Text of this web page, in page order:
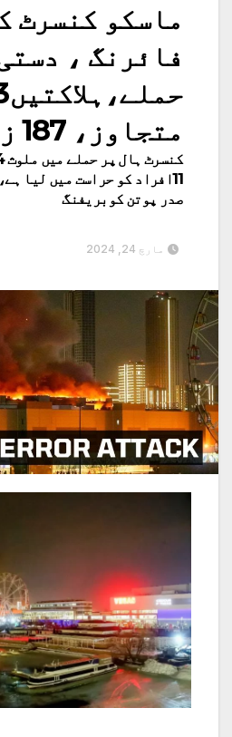
ماسکو کنسرٹ
فائرنگ ،
متجاوز، 187 زخمی
11افراد کو حراست میں لیا
صدر پوتن کوبریفنگ
مارچ 24, 2024